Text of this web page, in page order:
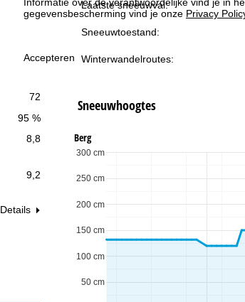
Informatie over de verantwoordelijke vind je in
gegevensbescherming vind je onze Privacy
Accepteren
72
95 %
8,8
9,2
Details
i
n
a
Laatste sneeuwval:
Sneeuwtoestand:
Winterwandelroutes:
Sneeuwhoogtes
Berg
50 cm
100 cm
150 cm
200 cm
250 cm
300 cm